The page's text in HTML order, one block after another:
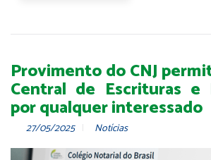
Provimento do CNJ
Central de Escrituras e
por qualquer interessado
27/05/2025 Notícias